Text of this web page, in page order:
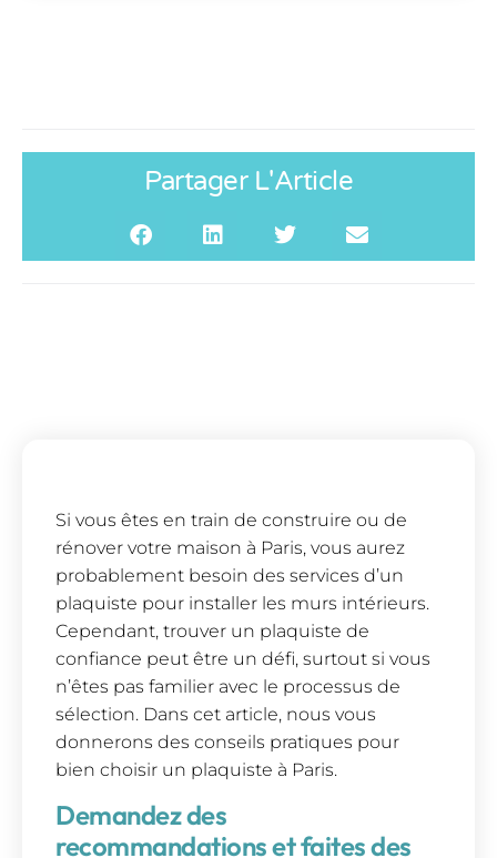
Partager L'Article
Si vous êtes en train de construire ou de
rénover votre maison à Paris, vous aurez
probablement besoin des services d’un
plaquiste pour installer les murs intérieurs.
Cependant, trouver un plaquiste de
confiance peut être un défi, surtout si vous
n’êtes pas familier avec le processus de
sélection. Dans cet article, nous vous
donnerons des conseils pratiques pour
bien choisir un plaquiste à Paris.
Demandez des
recommandations et faites des